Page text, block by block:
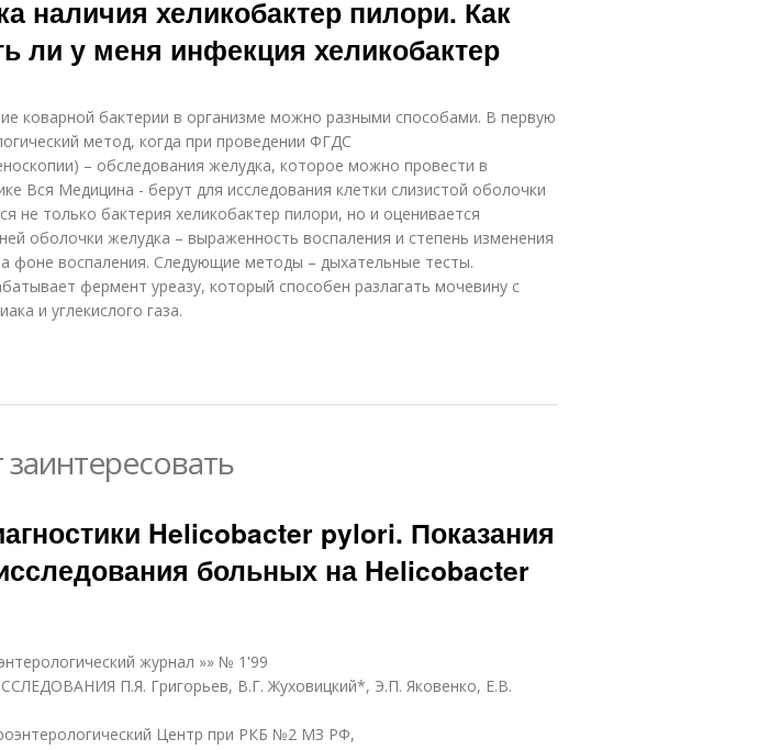
наличия хеликобактер пилори. Как
ли у меня инфекция хеликобактер
коварной бактерии в организме можно разными способами. В первую
метод, когда при проведении ФГДС
– обследования желудка, которое можно провести в
Вся Медицина - берут для исследования клетки слизистой оболочки
не только бактерия хеликобактер пилори, но и оценивается
оболочки желудка – выраженность воспаления и степень изменения
фоне воспаления. Следующие методы – дыхательные тесты.
фермент уреазу, который способен разлагать мочевину с
и углекислого газа.
Helicobacter pylori. Показания
больных на Helicobacter
журнал »» № 1'99
П.Я. Григорьев, В.Г. Жуховицкий*, Э.П. Яковенко, Е.В.
Центр при РКБ №2 МЗ РФ,